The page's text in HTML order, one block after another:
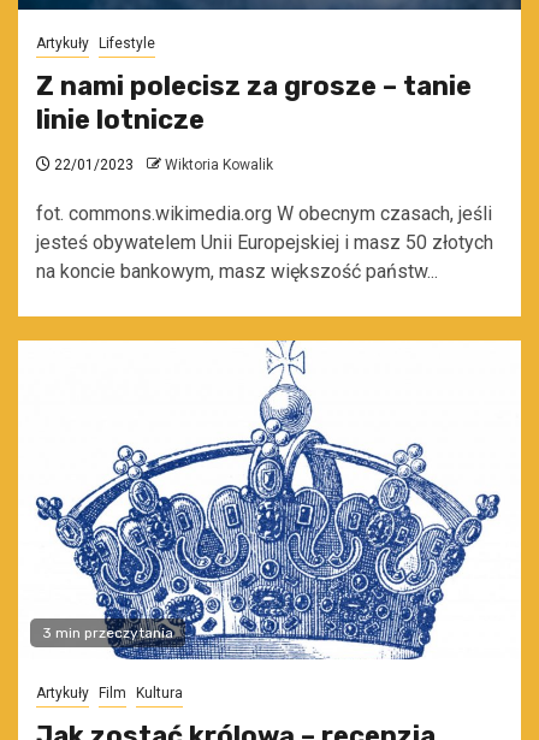
Artykuły Lifestyle
Z nami polecisz za grosze – tanie
linie lotnicze
22/01/2023 Wiktoria Kowalik
fot. commons.wikimedia.org W obecnym czasach, jeśli
jesteś obywatelem Unii Europejskiej i masz 50 złotych
na koncie bankowym, masz większość państw...
3 min przeczytania
Artykuły Film Kultura